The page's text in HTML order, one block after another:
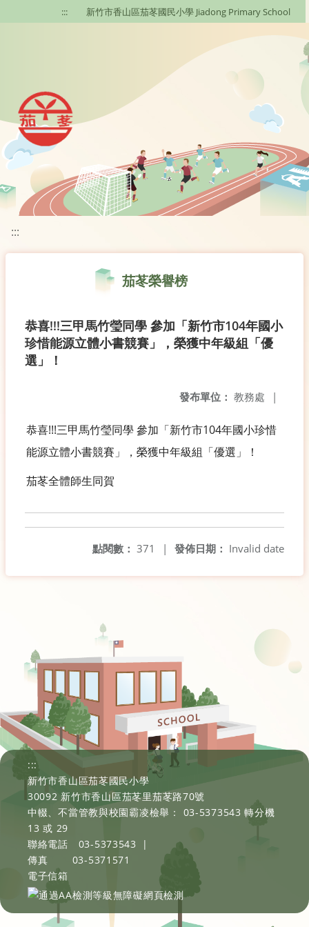
移至網頁之主要內容區位置
::: 新竹市香山區茄苳國民小學 Jiadong Primary School
:::
茄苳榮譽榜
恭喜!!!三甲馬竹瑩同學 參加「新竹市104年國小
珍惜能源立體小書競賽」，榮獲中年級組「優
選」！
發布單位： 教務處 |
恭喜!!!三甲馬竹瑩同學 參加「新竹市104年國小珍惜
能源立體小書競賽」，榮獲中年級組「優選」！
茄苳全體師生同賀
發佈日期： Invalid date
點閱數： 371 |
:::
新竹市香山區茄苳國民小學
30092 新竹市香山區茄苳里茄苳路70號
中輟、不當管教與校園霸凌檢舉： 03-5373543 轉分機
13 或 29
聯絡電話
03-5373543
|
傳真
03-5371571
電子信箱